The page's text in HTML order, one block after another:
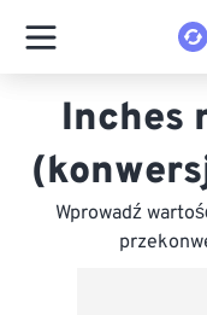
Inches
Wprowadź